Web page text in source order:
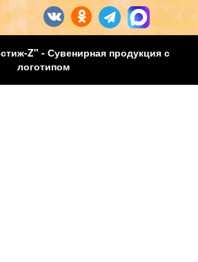
Z" - Сувенирная продукция с
логотипом